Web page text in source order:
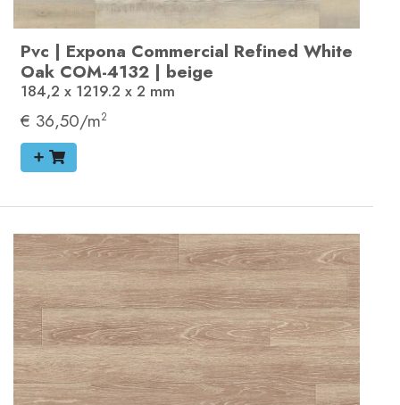
Pvc | Expona Commercial Refined White
Oak COM-4132 | beige
184,2 x 1219.2 x 2 mm
€ 36,50/m2